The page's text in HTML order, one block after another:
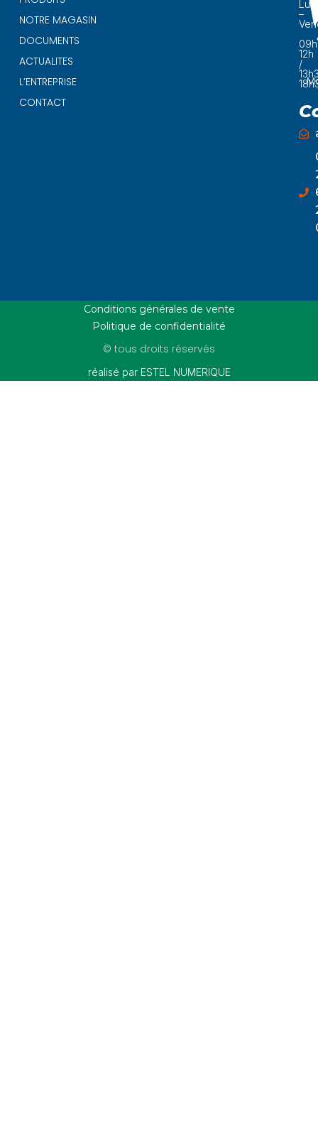
NOTRE MAGASIN
DOCUMENTS
ACTUALITES
L’ENTREPRISE
CONTACT
–
12h
/
Conditions générales de vente
Politique de confidentialité
© tous droits réservés
réalisé par ESTEL NUMERIQUE